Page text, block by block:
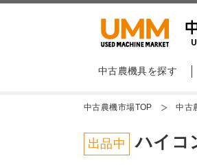
中古農機具を探す
中古農機市場TOP 中古
出品中 ハイコ